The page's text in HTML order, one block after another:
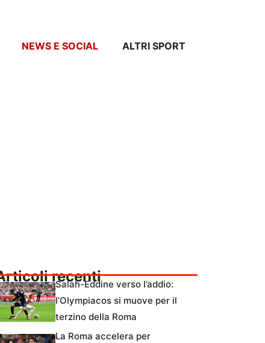
NEWS E SOCIAL ALTRI SPORT
recenti
Salah-Eddine verso l’addio:
l’Olympiacos si muove per il
terzino della Roma
La Roma accelera per